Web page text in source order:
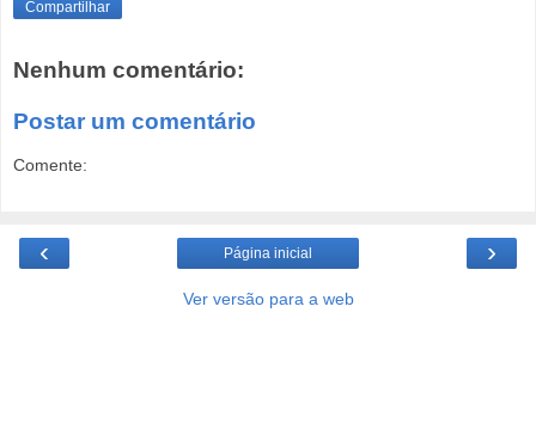
Compartilhar
Nenhum comentário:
Postar um comentário
Comente:
‹ ›
Página inicial
Ver versão para a web